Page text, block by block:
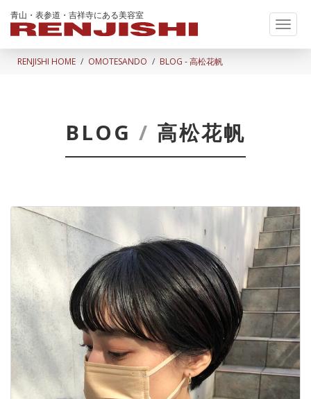
青山・表参道・吉祥寺にある美容室
RENJISHI HOME OMOTESANDO BLOG - 高松花帆
BLOG / 高松花帆